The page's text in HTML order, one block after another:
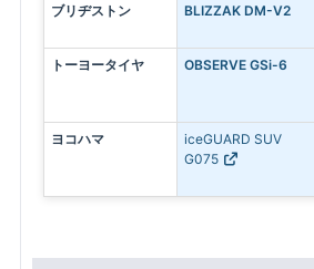
ブリヂストン BLIZZAK DM-V2
トーヨータイヤ OBSERVE GSi-6
ヨコハマ
iceGUARD SUV
G075